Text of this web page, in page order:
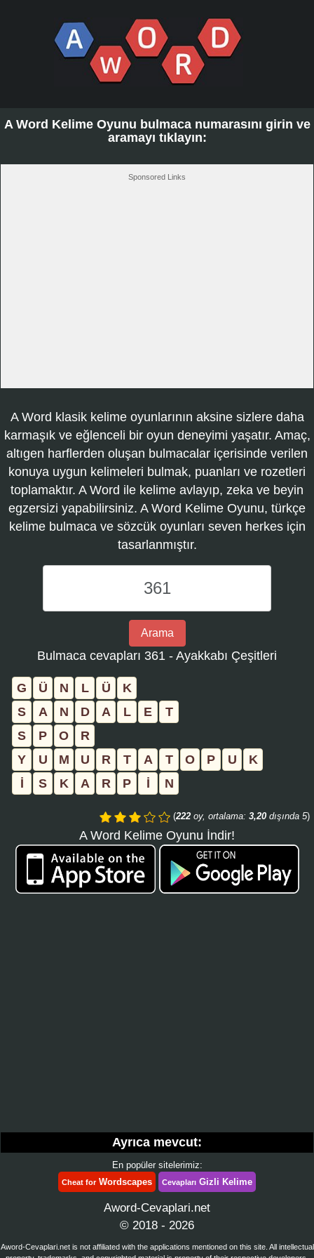
A Word Kelime Oyunu bulmaca numarasını girin ve
aramayı tıklayın:
Sponsored Links
A Word klasik kelime oyunlarının aksine sizlere daha
karmaşık ve eğlenceli bir oyun deneyimi yaşatır. Amaç,
altıgen harflerden oluşan bulmacalar içerisinde verilen
konuya uygun kelimeleri bulmak, puanları ve rozetleri
toplamaktır. A Word ile kelime avlayıp, zeka ve beyin
egzersizi yapabilirsiniz. A Word Kelime Oyunu, türkçe
kelime bulmaca ve sözcük oyunları seven herkes için
tasarlanmıştır.
Word
Kelime
Oyunu
bulmaca
numarasını
ve
aramayı
Arama
Bulmaca cevapları 361 - Ayakkabı Çeşitleri
G Ü N L Ü
K
S
A N D A L E
T
S
P O
R
Y
U M U R T A T O P U
K
İ
S K A R P İ N
(222 oy, ortalama: 3,20 dışında 5)
A Word Kelime Oyunu İndir!
Ayrıca mevcut:
En popüler sitelerimiz:
Cheat forWordscapes Cevapları Gizli Kelime
Aword-Cevaplari.net
© 2018 - 2026
Aword-Cevaplari.net is not affiliated with the applications mentioned on this site. All intellectual